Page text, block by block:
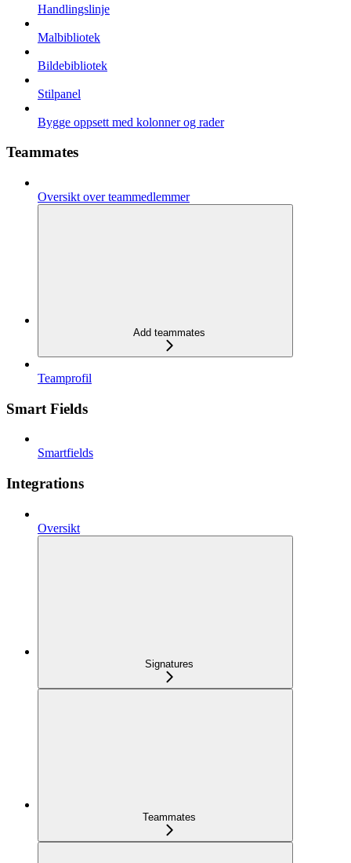
Handlingslinje
Malbibliotek
Bildebibliotek
Stilpanel
Bygge oppsett med kolonner og rader
Teammates
Oversikt over teammedlemmer
Add teammates
Teamprofil
Smart Fields
Smartfields
Integrations
Oversikt
Signatures
Teammates